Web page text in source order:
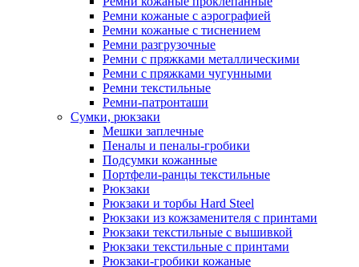
Ремни кожаные с аэрографией
Ремни кожаные с тиснением
Ремни разгрузочные
Ремни с пряжками металлическими
Ремни с пряжками чугунными
Ремни текстильные
Ремни-патронташи
Сумки, рюкзаки
Мешки заплечные
Пеналы и пеналы-гробики
Подсумки кожанные
Портфели-ранцы текстильные
Рюкзаки
Рюкзаки и торбы Hard Steel
Рюкзаки из кожзаменителя с принтами
Рюкзаки текстильные с вышивкой
Рюкзаки текстильные с принтами
Рюкзаки-гробики кожаные